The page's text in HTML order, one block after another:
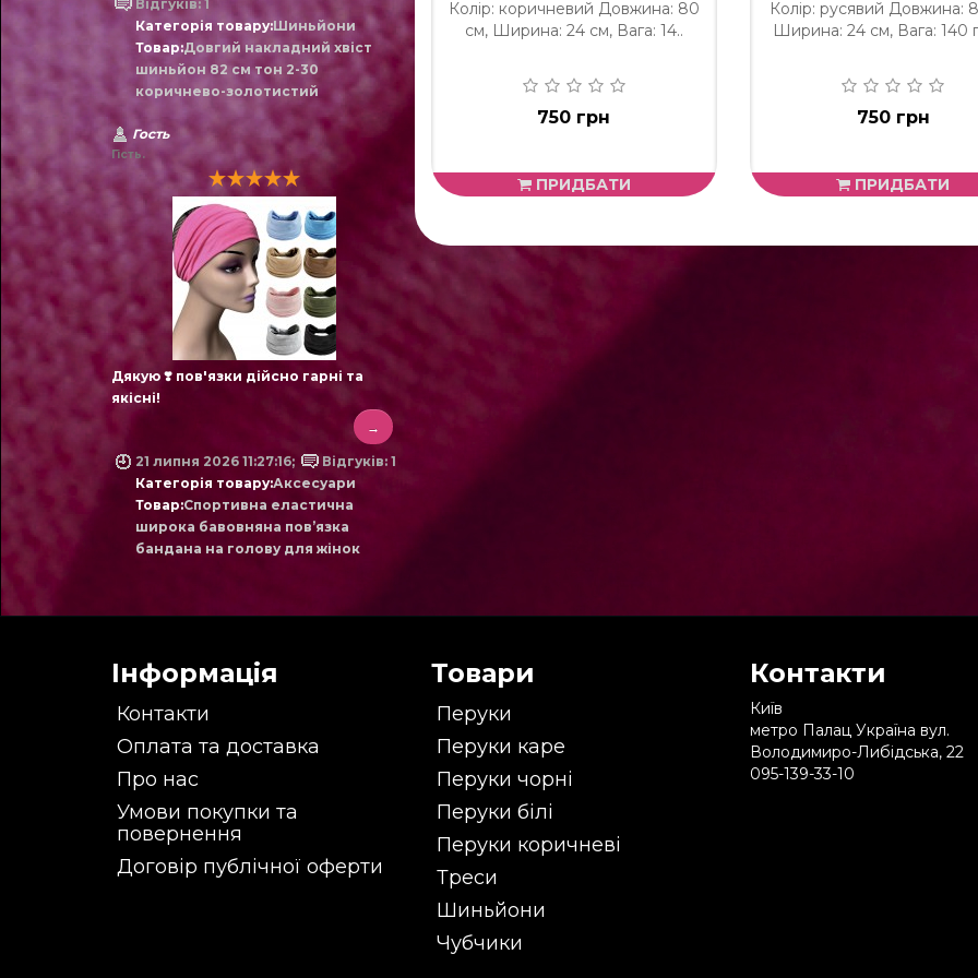
Відгуків: 1
Категорія товару:Шиньйони
Товар:Довгий накладний хвіст
шиньйон 82 см тон 2-30
коричнево-золотистий
Гость
Гість.
Дякую ❣️ пов'язки дійсно гарні та
якісні!
→
21 липня 2026 11:27:16;
Відгуків: 1
Категорія товару:Аксесуари
Товар:Спортивна еластична
широка бавовняна пов’язка
бандана на голову для жінок
Колір: коричневий Довжина: 80
см, Ширина: 24 см, Вага: 14..
750 грн
ПРИДБАТИ
Колір: русявий Довжина:
Ширина: 24 см, Вага: 140
750 грн
ПРИДБАТИ
Інформація
Контакти
Оплата та доставка
Про нас
Умови покупки та
повернення
Договір публічної оферти
Товари
Перуки
Перуки каре
Перуки чорні
Перуки білі
Перуки коричневі
Треси
Шиньйони
Чубчики
Контакти
Київ
метро Палац Україна вул.
Володимиро-Либідська, 22
095-139-33-10